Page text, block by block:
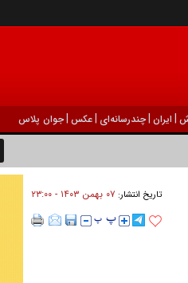
| ايران |چندرسانه‌ای |عکس |جوان پلاس
تاریخ انتشار: ۰۷ بهمن ۱۴۰۳ - ۲۳:۰۰